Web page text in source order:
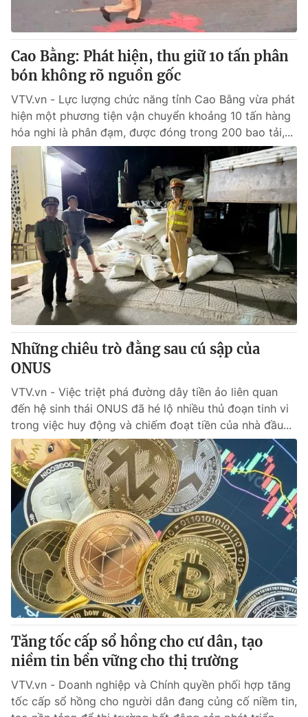
Cao Bằng: Phát hiện, thu giữ 10 tấn phân
bón không rõ nguồn gốc
VTV.vn - Lực lượng chức năng tỉnh Cao Bằng vừa phát
hiện một phương tiện vận chuyển khoảng 10 tấn hàng
hóa nghi là phân đạm, được đóng trong 200 bao tải,...
Những chiêu trò đằng sau cú sập của
ONUS
VTV.vn - Việc triệt phá đường dây tiền ảo liên quan
đến hệ sinh thái ONUS đã hé lộ nhiều thủ đoạn tinh vi
trong việc huy động và chiếm đoạt tiền của nhà đầu...
Tăng tốc cấp sổ hồng cho cư dân, tạo
niềm tin bền vững cho thị trường
VTV.vn - Doanh nghiệp và Chính quyền phối hợp tăng
tốc cấp sổ hồng cho người dân đang củng cố niềm tin,